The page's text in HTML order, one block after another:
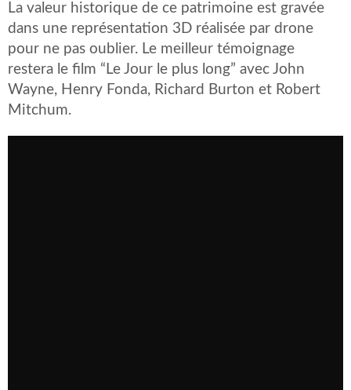
La valeur historique de ce patrimoine est gravée
dans une représentation 3D réalisée par drone
pour ne pas oublier. Le meilleur témoignage
restera le film “Le Jour le plus long” avec John
Wayne, Henry Fonda, Richard Burton et Robert
Mitchum.